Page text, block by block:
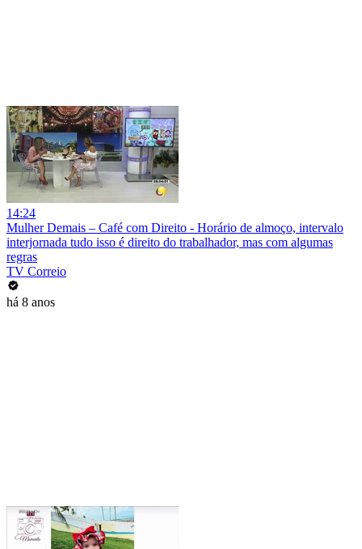
14:24
Mulher Demais – Café com Direito - Horário de almoço, intervalo
interjornada tudo isso é direito do trabalhador, mas com algumas
regras
TV Correio
há 8 anos